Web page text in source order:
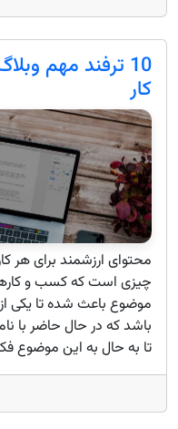
10 ترفند مهم
کار
محتوای ارزشمند برای هر
چیزی است که کسب و
موضوع باعث شده تا یکی
باشد که در حال حاضر با
تا به حال به این موضوع